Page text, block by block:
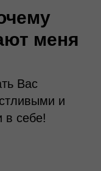
меня
Вас
и
в себе!